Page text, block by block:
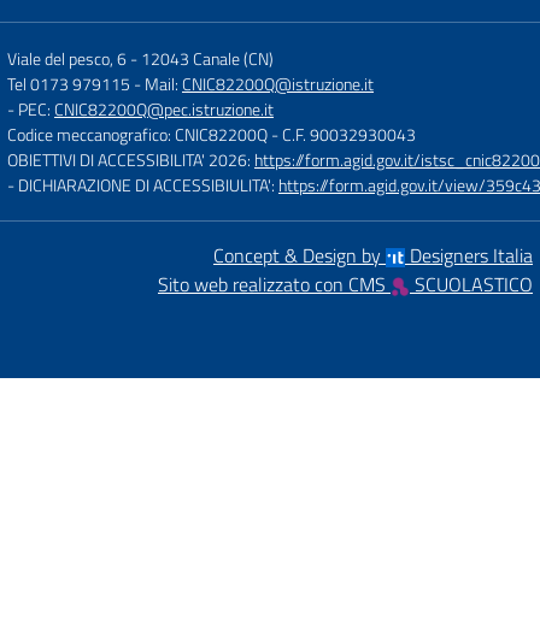
Viale del pesco, 6-12043 Canale (CN)
Tel 0173 979115 - Mail:CNIC82200Q@istruzione.it
- PEC:CNIC82200Q@pec.istruzione.it
Codice meccanografico: CNIC82200Q- C.F. 90032930043
OBIETTIVI DI ACCESSIBILITA' 2026: https://form.agid.gov.it/
- DICHIARAZIONE DI ACCESSIBIULITA': https://form.agid.gov.it/view/
Concept & Design by
Designers Italia
Sito web realizzato con CMS
SCUOLASTICO